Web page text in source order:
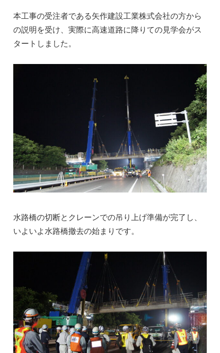
本工事の受注者である矢作建設工業株式会社の方から
の説明を受け、実際に高速道路に降りての見学会がス
タートしました。
水路橋の切断とクレーンでの吊り上げ準備が完了し、
いよいよ水路橋撤去の始まりです。